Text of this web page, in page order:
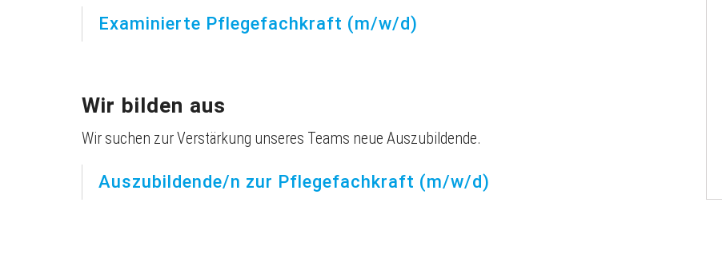
Examinierte Pflegefachkraft (m/w/d)
Wir bilden aus
Wir suchen zur Verstärkung unseres Teams neue Auszubildende.
Auszubildende/n zur Pflegefachkraft (m/w/d)